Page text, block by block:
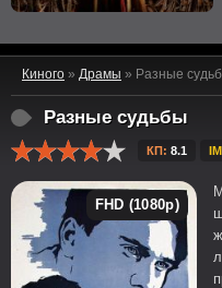
Киного » Драмы » Разные
Разные судьбы
КП: 8.1
FHD (1080p)